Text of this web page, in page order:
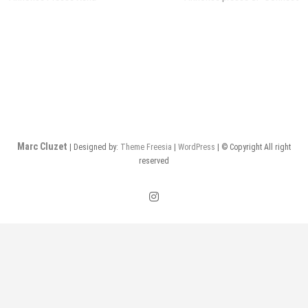
de
Marc Cluzet | Designed by: Theme Freesia WordPress | © Copyright All right
reserved
instagram